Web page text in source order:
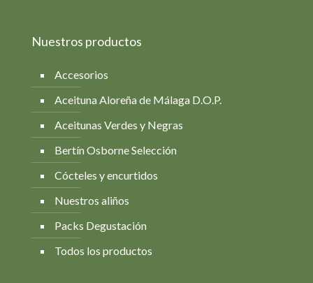
Nuestros productos
Accesorios
Aceituna Aloreña de Málaga D.O.P.
Aceitunas Verdes y Negras
Bertín Osborne Selección
Cócteles y encurtidos
Nuestros aliños
Packs Degustación
Todos los productos